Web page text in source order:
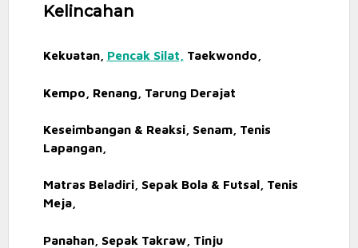
Kelincahan
Kekuatan, Pencak Silat, Taekwondo,
Kempo, Renang, Tarung Derajat
Keseimbangan & Reaksi, Senam, Tenis
Lapangan,
Matras Beladiri, Sepak Bola & Futsal, Tenis
Meja,
Panahan, Sepak Takraw, Tinju